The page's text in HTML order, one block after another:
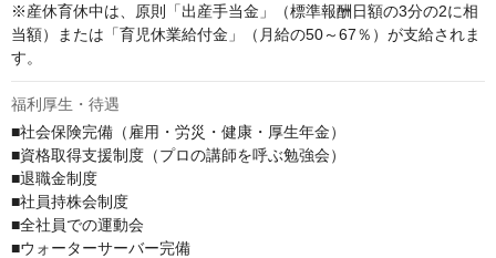
※産休育休中は、原則「出産手当金」（標準報酬日額の3分の2に相
当額）または「育児休業給付金」（月給の50～67％）が支給されま
す。
福利厚生・待遇
■社会保険完備（雇用・労災・健康・厚生年金）
■資格取得支援制度（プロの講師を呼ぶ勉強会）
■退職金制度
■社員持株会制度
■全社員での運動会
■ウォーターサーバー完備